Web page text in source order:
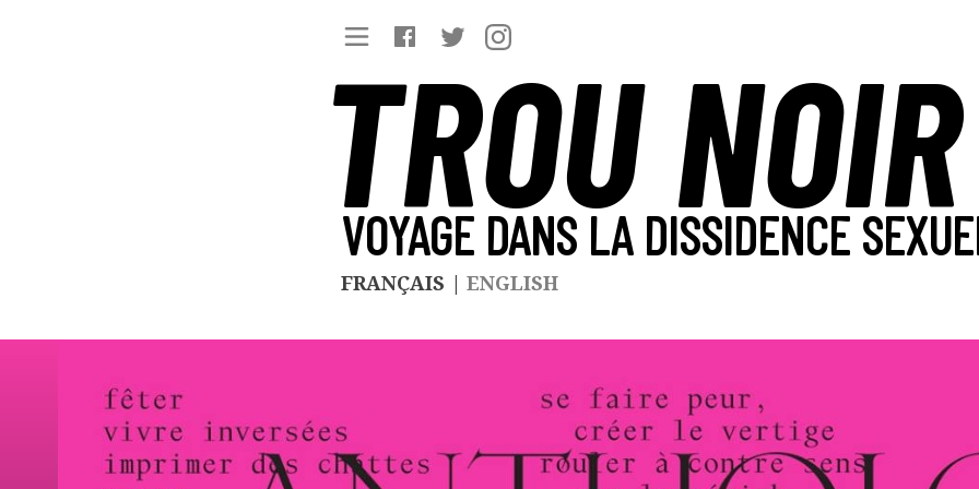
TROU NOIR
VOYAGE DANS LA DISSIDENCE
FRANÇAIS | ENGLISH